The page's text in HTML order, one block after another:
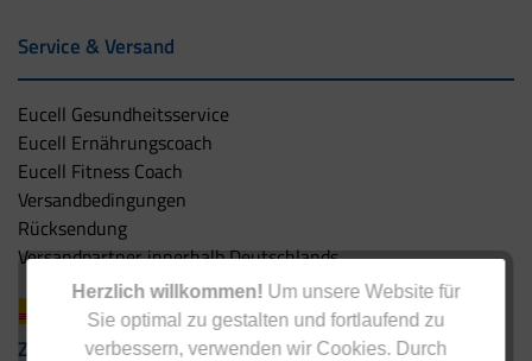
Herzlich willkommen! Um unsere Website für
Sie optimal zu gestalten und fortlaufend zu
verbessern, verwenden wir Cookies. Durch
Service & Versand
Eucell Gesundheitsservice
Eucell Ernährungscoach
Eucell Fitness Coach
Versandbedingungen
Rücksendung
Versandpartner innerhalb Deutschlands
Zahlungsarten